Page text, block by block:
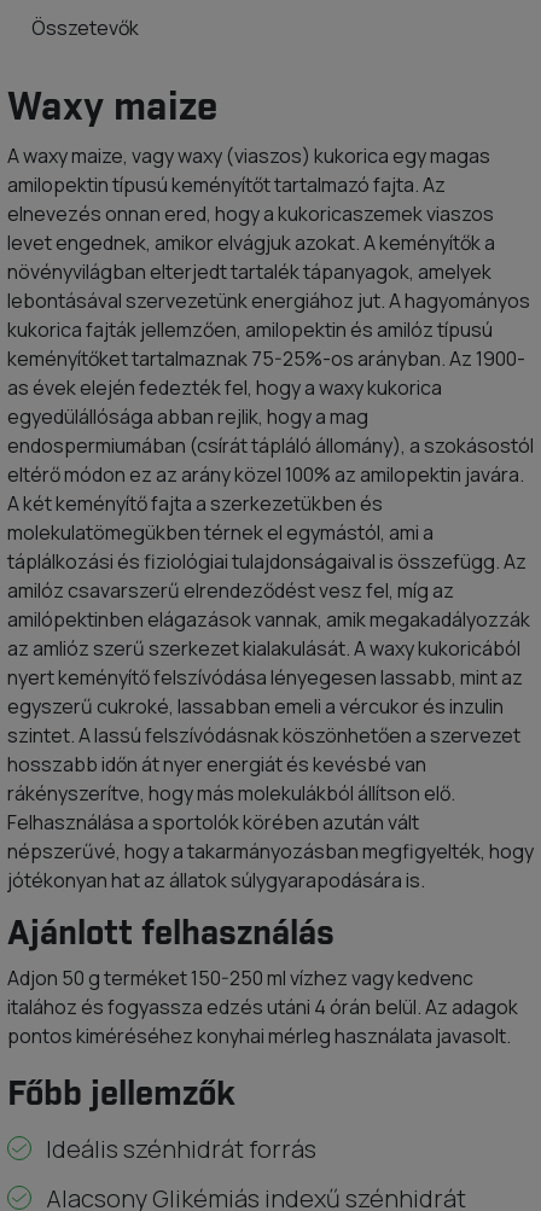
Összetevők
Waxy maize
A waxy maize, vagy waxy (viaszos) kukorica egy magas
amilopektin típusú keményítőt tartalmazó fajta. Az
elnevezés onnan ered, hogy a kukoricaszemek viaszos
levet engednek, amikor elvágjuk azokat. A keményítők a
növényvilágban elterjedt tartalék tápanyagok, amelyek
lebontásával szervezetünk energiához jut. A hagyományos
kukorica fajták jellemzően, amilopektin és amilóz típusú
keményítőket tartalmaznak 75-25%-os arányban. Az 1900-
as évek elején fedezték fel, hogy a waxy kukorica
egyedülállósága abban rejlik, hogy a mag
endospermiumában (csírát tápláló állomány), a szokásostól
eltérő módon ez az arány közel 100% az amilopektin javára.
A két keményítő fajta a szerkezetükben és
molekulatömegükben térnek el egymástól, ami a
táplálkozási és fiziológiai tulajdonságaival is összefügg. Az
amilóz csavarszerű elrendeződést vesz fel, míg az
amilópektinben elágazások vannak, amik megakadályozzák
az amlióz szerű szerkezet kialakulását. A waxy kukoricából
nyert keményítő felszívódása lényegesen lassabb, mint az
egyszerű cukroké, lassabban emeli a vércukor és inzulin
szintet. A lassú felszívódásnak köszönhetően a szervezet
hosszabb időn át nyer energiát és kevésbé van
rákényszerítve, hogy más molekulákból állítson elő.
Felhasználása a sportolók körében azután vált
népszerűvé, hogy a takarmányozásban megfigyelték, hogy
jótékonyan hat az állatok súlygyarapodására is.
Ajánlott felhasználás
Adjon 50 g terméket 150-250 ml vízhez vagy kedvenc
italához és fogyassza edzés utáni 4 órán belül. Az adagok
pontos kiméréséhez konyhai mérleg használata javasolt.
Főbb jellemzők
Ideális szénhidrát forrás
Alacsony Glikémiás indexű szénhidrát